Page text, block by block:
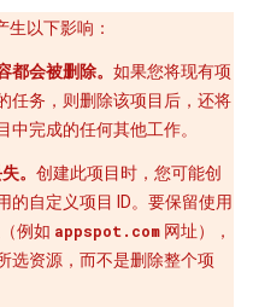
生以下影响：
都会被删除。 如果您将现有项
任务，则删除该项目后，还将
中完成的任何其他工作。
。 创建此项目时，您可能创
的自定义项目 ID。要保留使用
例如 appspot.com 网址），
选资源，而不是删除整个项